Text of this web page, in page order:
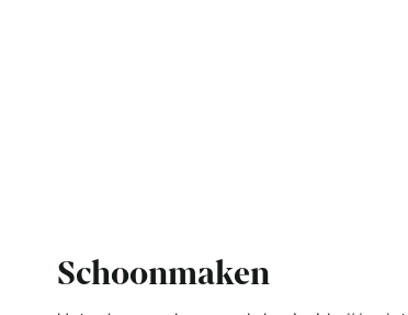
Schoonmaken